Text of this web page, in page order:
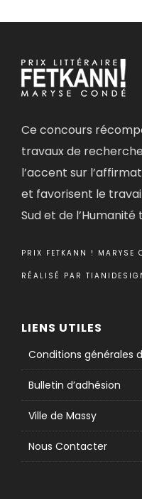
Ce concours
travaux de
l’accent sur
et favorisent le
Sud et de
PRIX FETKANN ! MARYSE
RÉALISÉ PAR
LIENS UTILES
Conditions générales
Bulletin d’adhésion
Ville de Massy
Nous Contacter